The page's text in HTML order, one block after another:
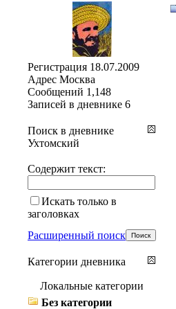
Регистрация 18.07.2009
Адрес Москва
Сообщений 1,148
Записей в дневнике 6
Поиск в дневнике
Ухтомский
Содержит текст:
Искать только в
заголовках
Расширенный поиск
Категории дневника
Локальные категории
Без категории